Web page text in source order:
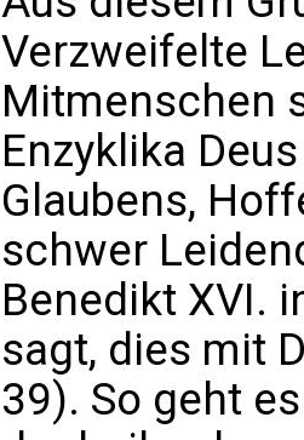
Verzweifelte
Mitmenschen
Enzyklika
Glaubens,
schwer
Benedikt XVI.
sagt, dies mit
39). So geht